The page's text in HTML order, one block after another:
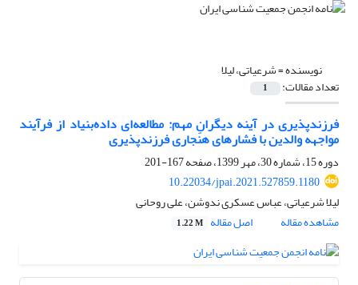
نویسنده =شرعیاتی، لیلا
تعداد مقالات: 1
فرزندپذیری در آینه دیگرانِ مهم: مطالعه‌ای داده‌بنیاد از فرآیند
مواجهه والدین با فشارهای هنجاری فرزندپذیری
دوره 15، شماره 30، مهر 1399، صفحه
167-201
10.22034/jpai.2021.527859.1180
لیلا شرعیاتی، عباس عسکری ندوشن، علی روحانی
مشاهده مقاله
اصل مقاله 1.22 M